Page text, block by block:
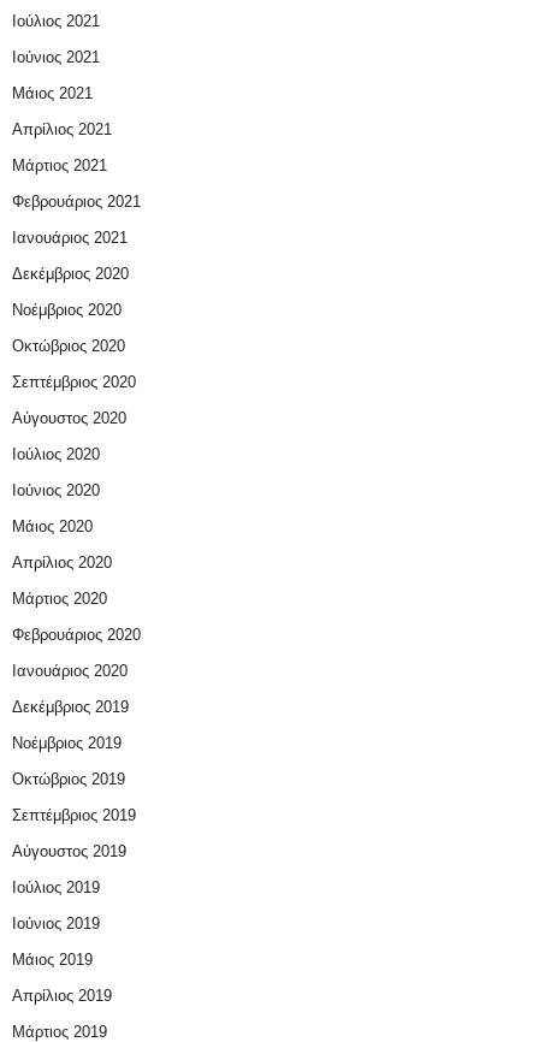
Ιούλιος 2021
Ιούνιος 2021
Μάιος 2021
Απρίλιος 2021
Μάρτιος 2021
Φεβρουάριος 2021
Ιανουάριος 2021
Δεκέμβριος 2020
Νοέμβριος 2020
Οκτώβριος 2020
Σεπτέμβριος 2020
Αύγουστος 2020
Ιούλιος 2020
Ιούνιος 2020
Μάιος 2020
Απρίλιος 2020
Μάρτιος 2020
Φεβρουάριος 2020
Ιανουάριος 2020
Δεκέμβριος 2019
Νοέμβριος 2019
Οκτώβριος 2019
Σεπτέμβριος 2019
Αύγουστος 2019
Ιούλιος 2019
Ιούνιος 2019
Μάιος 2019
Απρίλιος 2019
Μάρτιος 2019